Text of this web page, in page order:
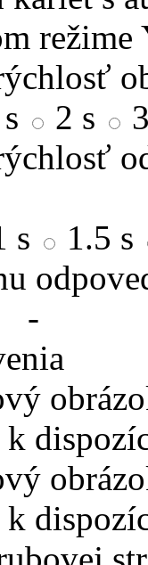
režime
2 s
s
1.5 s
-
k
k